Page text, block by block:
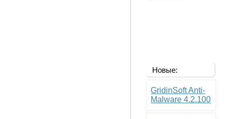
Новые:
GridinSoft Anti-
Malware 4.2.100